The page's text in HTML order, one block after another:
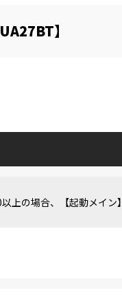
】
上の場合、【起動メイ